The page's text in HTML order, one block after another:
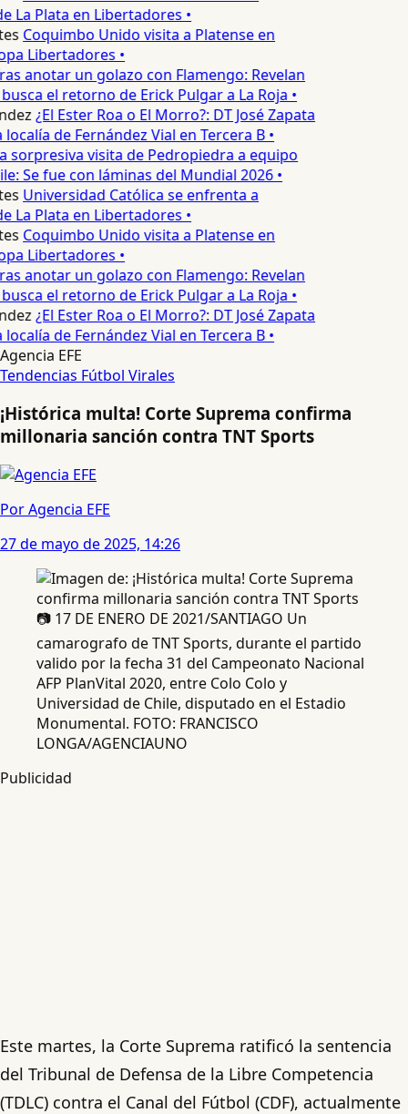
La Plata en Libertadores •
Coquimbo Unido visita a Platense en
Libertadores •
anotar un golazo con Flamengo: Revelan
el retorno de Erick Pulgar a La Roja •
¿El Ester Roa o El Morro?: DT José Zapata
de Fernández Vial en Tercera B •
sorpresiva visita de Pedropiedra a equipo
Se fue con láminas del Mundial 2026 •
Universidad Católica se enfrenta a
La Plata en Libertadores •
Coquimbo Unido visita a Platense en
Libertadores •
anotar un golazo con Flamengo: Revelan
el retorno de Erick Pulgar a La Roja •
¿El Ester Roa o El Morro?: DT José Zapata
de Fernández Vial en Tercera B •
Agencia EFE
Tendencias Fútbol Virales
¡Histórica multa! Corte Suprema confirma
millonaria sanción contra TNT Sports
Por Agencia EFE
27 de mayo de 2025, 14:26
📷 17 DE ENERO DE 2021/SANTIAGO Un
camarografo de TNT Sports, durante el partido
valido por la fecha 31 del Campeonato Nacional
AFP PlanVital 2020, entre Colo Colo y
Universidad de Chile, disputado en el Estadio
Monumental. FOTO: FRANCISCO
LONGA/AGENCIAUNO
Publicidad
Este martes, la Corte Suprema ratificó la sentencia
del Tribunal de Defensa de la Libre Competencia
(TDLC) contra el Canal del Fútbol (CDF), actualmente